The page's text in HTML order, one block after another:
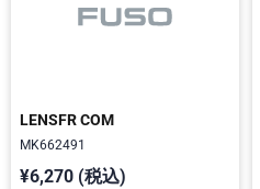
LENSFR COM
MK662491
¥6,270 (税込)